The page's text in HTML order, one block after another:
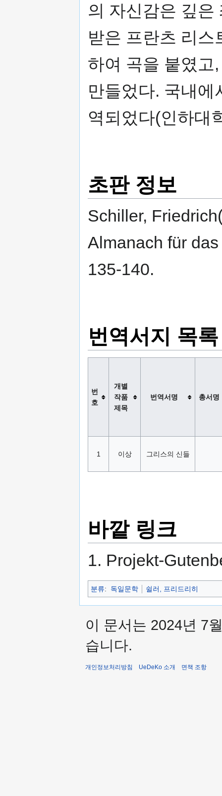
의 자신감은 깊은
받은 프란츠 리
하여 곡을 붙였고
만들었다. 국내에
역되었다(인하대
초판 정보
Schiller,
Almanach für
135-140.
번역서지 목록
번
호
개별
작품
제목
번역서명 총서명
1 이상 그리스의 신들
바깥 링크
1. Projekt-
분류: 독일문학 쉴러, 프리드리히
이 문서는 2024년 7
습니다.
개인정보처리방침 UeDeKo 소개 면책 조항